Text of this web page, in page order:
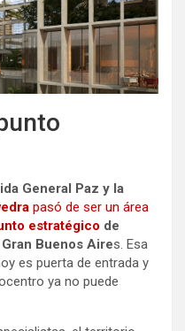
General Paz y la
pasó de ser un área
estratégico de
Buenos Aires. Esa
es puerta de entrada y
ya no puede